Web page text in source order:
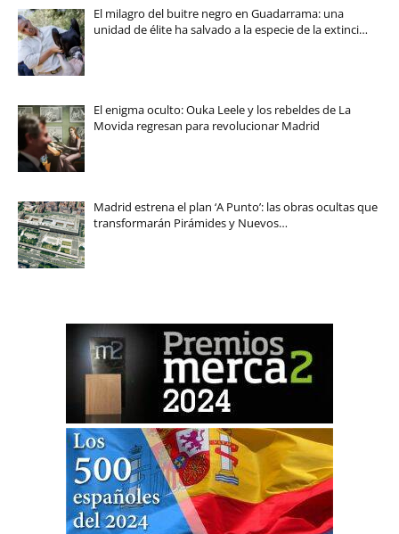
El milagro del buitre negro en Guadarrama: una
unidad de élite ha salvado a la especie de la extinci…
El enigma oculto: Ouka Leele y los rebeldes de La
Movida regresan para revolucionar Madrid
Madrid estrena el plan ‘A Punto’: las obras ocultas que
transformarán Pirámides y Nuevos…